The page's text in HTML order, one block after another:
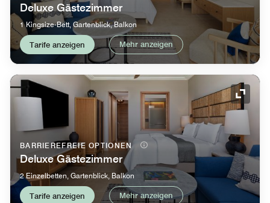
Deluxe Gästezimmer
1 Kingsize-Bett, Gartenblick, Balkon
Tarife anzeigen Mehr anzeigen
BARRIEREFREIE OPTIONEN
Deluxe Gästezimmer
2 Einzelbetten, Gartenblick, Balkon
Tarife anzeigen Mehr anzeigen